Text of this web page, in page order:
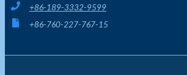
+86-189-3332-9599
+86-760-227-767-15